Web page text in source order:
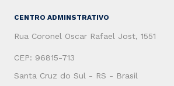
CENTRO ADMINSTRATIVO
Rua Coronel Oscar Rafael Jost, 1551
CEP: 96815-713
Santa Cruz do Sul - RS - Brasil